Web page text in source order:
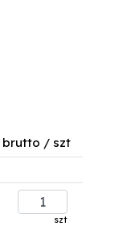
brutto / szt
szt